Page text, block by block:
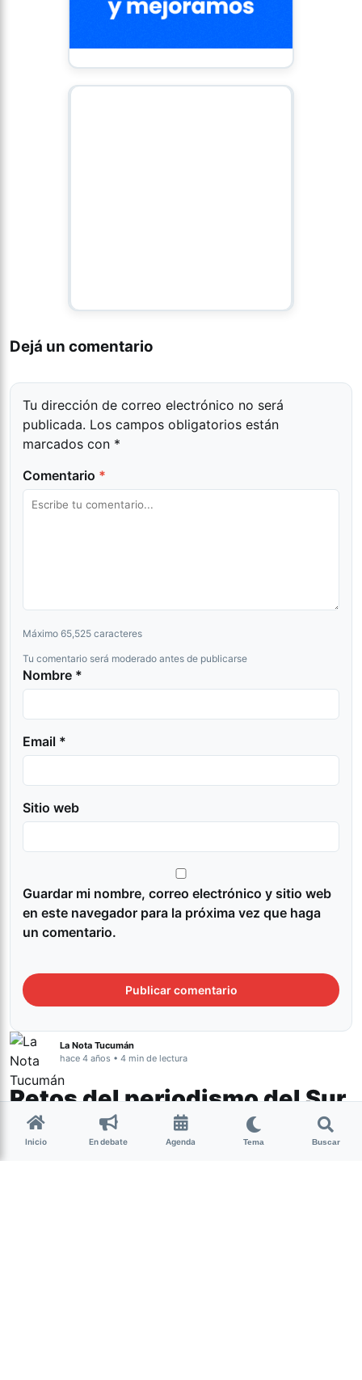
Dejá un comentario
Tu dirección de correo electrónico no será
publicada. Los campos obligatorios están
marcados con *
Comentario *
Máximo 65,525 caracteres
Tu comentario será moderado antes de publicarse
Nombre *
Email *
Sitio web
Guardar mi nombre, correo electrónico y sitio web
en este navegador para la próxima vez que haga
un comentario.
La Nota Tucumán
hace 4 años • 4 min de lectura
Retos del periodismo del Sur
Internacional
Inicio En debate Agenda Tema Buscar